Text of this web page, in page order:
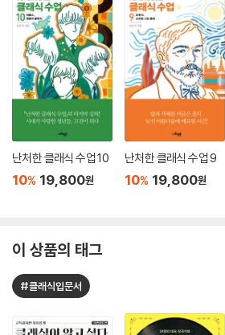
난처한 클래식 수업 10
10% 19,800원
난처한 클래식 수업 9
10% 19,800원
이 상품의 태그
#클래식입문서